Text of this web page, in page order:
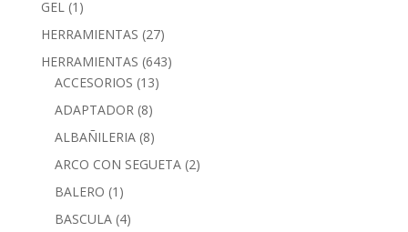
GEL (1)
HERRAMIENTAS (27)
HERRAMIENTAS (643)
ACCESORIOS (13)
ADAPTADOR (8)
ALBAÑILERIA (8)
ARCO CON SEGUETA (2)
BALERO (1)
BASCULA (4)